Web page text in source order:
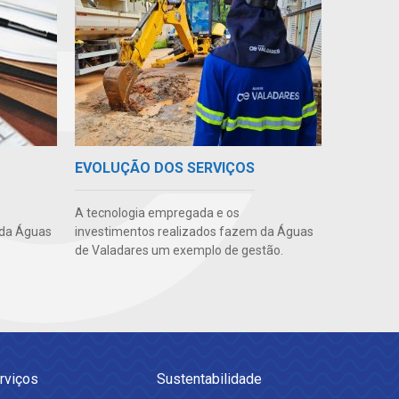
Águas
EVOLUÇÃO DOS SERVIÇOS
A tecnologia empregada e os
investimentos realizados fazem da Águas
de Valadares um exemplo de gestão.
Sustentabilidade